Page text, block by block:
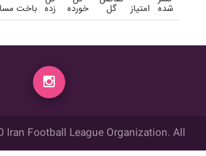
باخت زده خورده گل امتیاز شده
Iran Football League Organization. All